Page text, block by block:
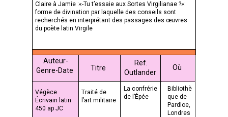
Claire à Jamie :«-Tu t’essaie aux Sortes Virgilianae ?»:
forme de divination par laquelle des conseils sont
recherchés en interprétant des passages des œuvres
du poète latin Virgile
Bibliothè
que de
Pardloe,
Londres
Auteur-
Genre-Date
Végèce
Écrivain latin
450 ap JC
Traité de
l’art militaire
Ref.
Outlander
Titre
La confrérie
de l’Épée
Où